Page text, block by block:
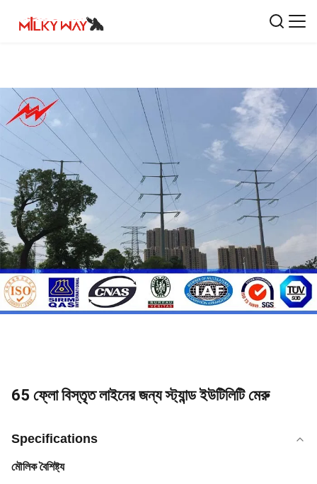
65 ফ্লো বিস্তৃত লাইনের জন্য স্ট্যান্ড ইউটিলিটি মেরু
Specifications
মৌলিক বৈশিষ্ট্য